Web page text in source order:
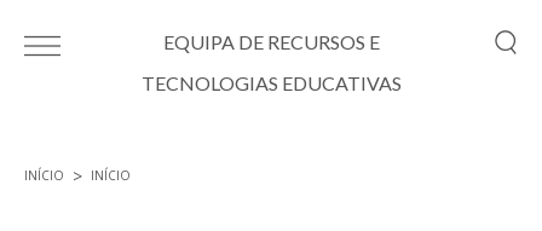
EQUIPA DE RECURSOS E
TECNOLOGIAS EDUCATIVAS
INÍCIO INÍCIO